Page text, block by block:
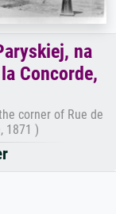
na
Concorde,
corner of Rue de
1871 )